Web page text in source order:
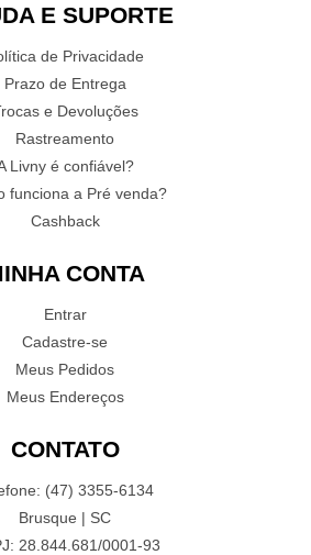
E SUPORTE
de Privacidade
Prazo de Entrega
e Devoluções
Rastreamento
Livny é confiável?
funciona a Pré venda?
Cashback
CONTA
Entrar
Cadastre-se
Meus Pedidos
Meus Endereços
CONTATO
(47) 3355-6134
Brusque | SC
28.844.681/0001-93